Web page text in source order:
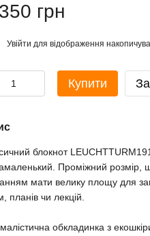
грн
Увійти для відображення
Купити
блокнот
Проміжний розмір,
мати велику площу для
планів чи лекцій.
обкладинка з